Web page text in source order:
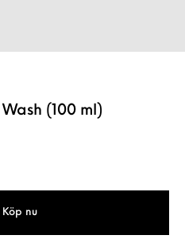
(100 ml)
Köp nu